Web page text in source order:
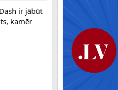
ir jābūt
kamēr